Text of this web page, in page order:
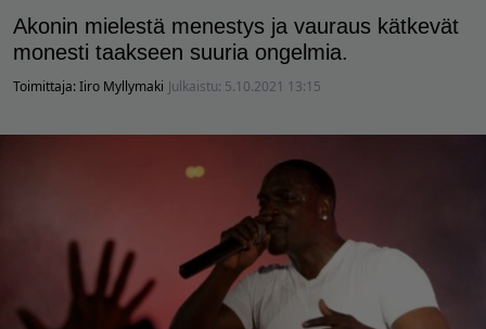
Akonin mielestä menestys ja vauraus kätkevät
monesti taakseen suuria ongelmia.
Toimittaja:Iiro Myllymaki Julkaistu: 5.10.2021 13:15